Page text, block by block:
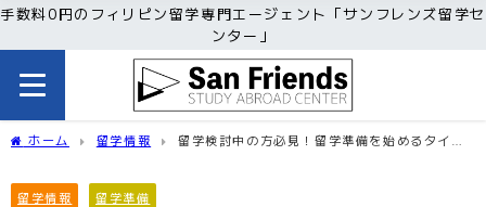
手数料0円のフィリピン留学専門エージェント「サンフレンズ留学セ
ンター」
ホーム 留学情報
留学検討中の方必見！留学準備を始めるタイミ
留学情報 留学準備